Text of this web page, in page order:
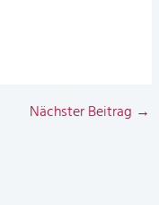
Nächster Beitrag →